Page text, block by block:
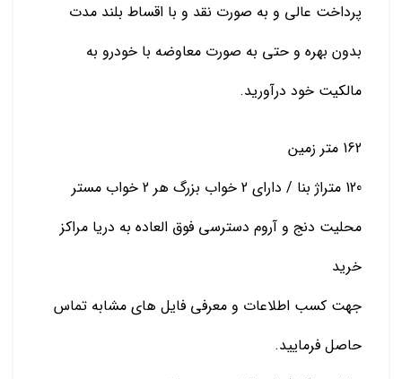
پرداخت عالی و به صورت نقد و با اقساط بلند مدت
بدون بهره و حتی به صورت معاوضه با خودرو به
مالکیت خود درآورید.
162 متر زمین
120 متراژ بنا / دارای 2 خواب بزرگ هر 2 خواب مستر
محلیت دنج و آروم دسترسی فوق العاده به دریا مراکز
خرید
جهت کسب اطلاعات و معرفی فایل های مشابه تماس
حاصل فرمایید.